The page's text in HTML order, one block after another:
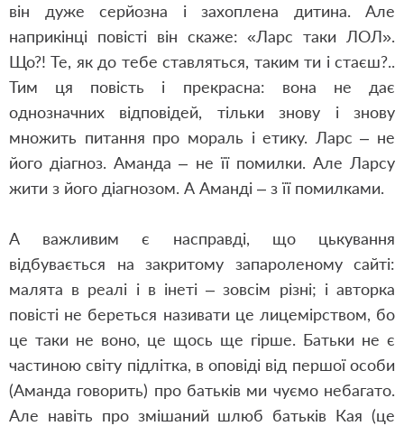
він дуже серйозна і захоплена дитина. Але
наприкінці повісті він скаже: «Ларс таки ЛОЛ».
Що?! Те, як до тебе ставляться, таким ти і стаєш?..
Тим ця повість і прекрасна: вона не дає
однозначних відповідей, тільки знову і знову
множить питання про мораль і етику. Ларс – не
його діагноз. Аманда – не її помилки. Але Ларсу
жити з його діагнозом. А Аманді – з її помилками.
А важливим є насправді, що цькування
відбувається на закритому запароленому сайті:
малята в реалі і в інеті – зовсім різні; і авторка
повісті не береться називати це лицемірством, бо
це таки не воно, це щось ще гірше. Батьки не є
частиною світу підлітка, в оповіді від першої особи
(Аманда говорить) про батьків ми чуємо небагато.
Але навіть про змішаний шлюб батьків Кая (це